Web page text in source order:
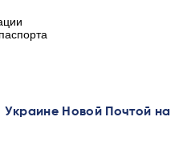
Новой Почтой на